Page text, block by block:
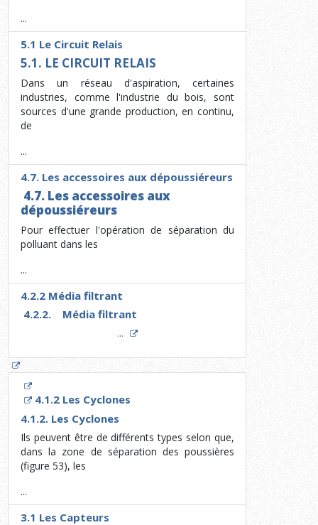
...
5.1 Le Circuit Relais
5.1. LE CIRCUIT RELAIS
Dans un réseau d'aspiration, certaines
industries, comme l'industrie du bois, sont
sources d'une grande production, en continu,
de
...
4.7. Les accessoires aux dépoussiéreurs
4.7. Les accessoires aux
dépoussiéreurs
Pour effectuer l'opération de séparation du
polluant dans les
...
4.2.2 Média filtrant
4.2.2. Média filtrant
...
4.1.2 Les Cyclones
4.1.2. Les Cyclones
Ils peuvent être de différents types selon que,
dans la zone de séparation des poussières
(figure 53), les
...
3.1 Les Capteurs